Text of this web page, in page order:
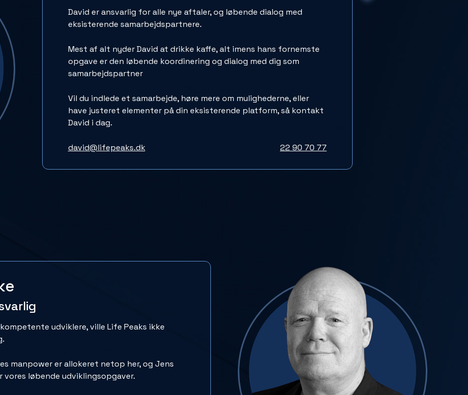
David er ansvarlig for alle nye aftaler, og løbende dialog med
eksisterende samarbejdspartnere.
Mest af alt nyder David at drikke kaffe, alt imens hans fornemste
opgave er den løbende koordinering og dialog med dig som
samarbejdspartner
Vil du indlede et samarbejde, høre mere om mulighederne, eller
have justeret elementer på din eksisterende platform, så kontakt
David i dag.
david@lifepeaks.dk 22 90 70 77
udviklere, ville Life Peaks ikke
manpower er allokeret netop her, og Jens
vores løbende udviklingsopgaver.